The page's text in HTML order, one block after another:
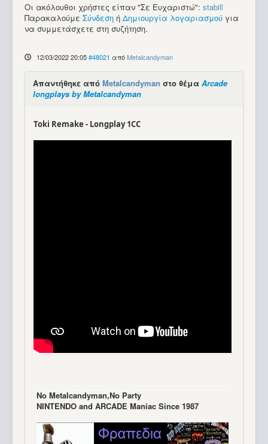
Οι ακόλουθοι χρήστες είπαν "Σε Ευχαριστώ": stabill
Παρακαλούμε Σύνδεση ή Δημιουργία λογαριασμού για
να συμμετάσχετε στη συζήτηση.
12/03/2022 20:05 #48021 απόMetalcandyman
Απαντήθηκε από Metalcandyman στο θέμα Arcade
longplays by Metalcandyman
Toki Remake - Longplay 1CC
Νo Μetalcandyman,No Party
NINTENDO and ARCADE Maniac Since 1987